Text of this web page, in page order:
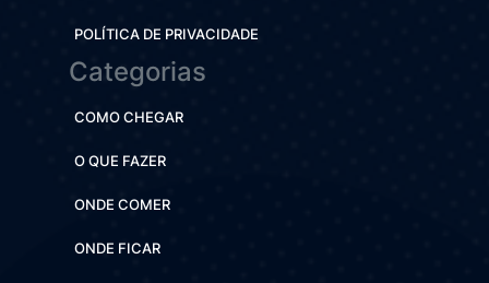
POLÍTICA DE PRIVACIDADE
Categorias
COMO CHEGAR
O QUE FAZER
ONDE COMER
ONDE FICAR